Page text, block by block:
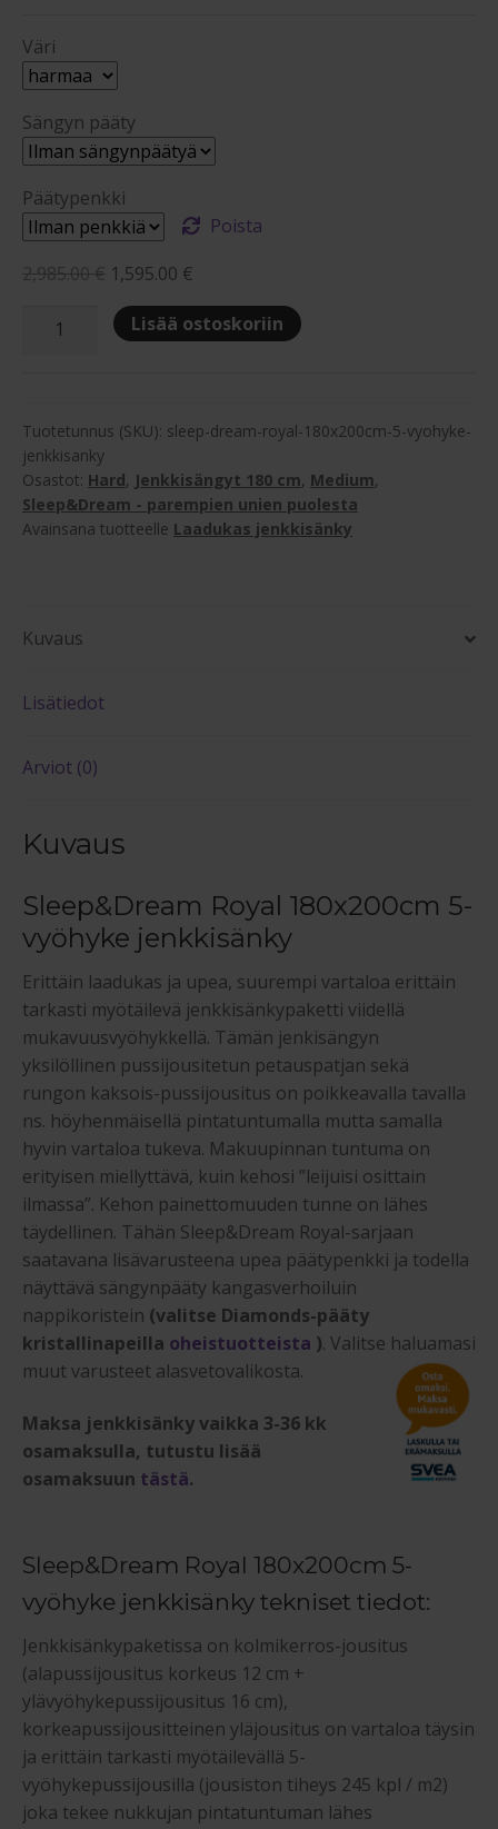
Väri
Sängyn pääty
Päätypenkki
Poista
2,985.00€ Alkuperäinen
hinta
oli:
1,595.00 €
hinta
on:
Sleep&Dream
vyöhyke
jenkkisänky
määrä
Lisää ostoskoriin
Tuotetunnus (SKU): sleep-dream-royal-180x200cm-5-vyohyke-
jenkkisanky
Osastot: Hard, Jenkkisängyt 180 cm, Medium,
Sleep&Dream - parempien unien puolesta
Avainsana tuotteelle Laadukas jenkkisänky
Kuvaus
Lisätiedot
Arviot (0)
Kuvaus
Sleep&Dream Royal 180x200cm 5-
vyöhyke jenkkisänky
Erittäin laadukas ja upea, suurempi vartaloa erittäin
tarkasti myötäilevä jenkkisänkypaketti viidellä
mukavuusvyöhykkellä. Tämän jenkisängyn
yksilöllinen pussijousitetun petauspatjan sekä
rungon kaksois-pussijousitus on poikkeavalla tavalla
ns. höyhenmäisellä pintatuntumalla mutta samalla
hyvin vartaloa tukeva. Makuupinnan tuntuma on
erityisen miellyttävä, kuin kehosi ”leijuisi osittain
ilmassa”. Kehon painettomuuden tunne on lähes
täydellinen. Tähän Sleep&Dream Royal-sarjaan
saatavana lisävarusteena upea päätypenkki ja todella
näyttävä sängynpääty kangasverhoiluin
nappikoristein (valitse Diamonds-pääty
kristallinapeilla oheistuotteista ). Valitse haluamasi
muut varusteet alasvetovalikosta.
Maksa jenkkisänky vaikka 3-36 kk
osamaksulla, tutustu lisää
osamaksuun tästä.
Sleep&Dream Royal 180x200cm 5-
vyöhyke jenkkisänky tekniset tiedot:
Jenkkisänkypaketissa on kolmikerros-jousitus
(alapussijousitus korkeus 12 cm +
ylävyöhykepussijousitus 16 cm),
korkeapussijousitteinen yläjousitus on vartaloa täysin
ja erittäin tarkasti myötäilevällä 5-
vyöhykepussijousilla (jousiston tiheys 245 kpl / m2)
joka tekee nukkujan pintatuntuman lähes